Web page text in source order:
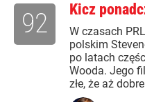
Kicz
W czasach
polskim
po latach
Wooda. Jego
złe, że aż
92